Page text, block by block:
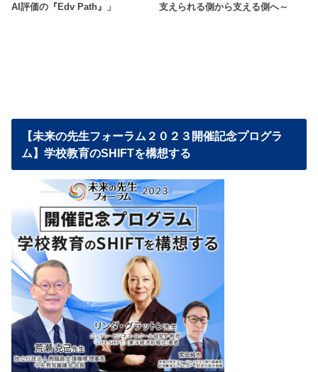
AI評価の『Edv Path』」 支えられる側から支える側へ～
【未来の先生フォーラム２０２３開催記念プログラ
ム】学校教育のSHIFTを構想する